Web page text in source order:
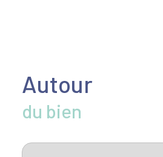
Autour
du bien